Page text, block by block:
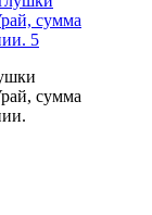
сумма